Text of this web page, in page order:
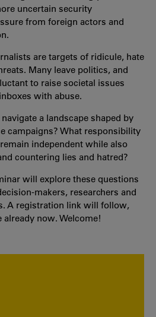
uncertain security
from foreign actors and
are targets of ridicule, hate
Many leave politics, and
to raise societal issues
with abuse.
a landscape shaped by
campaigns? What responsibility
independent while also
countering lies and hatred?
will explore these questions
makers, researchers and
A registration link will follow,
already now. Welcome!